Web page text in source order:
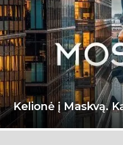
Kelionė į Maskvą.